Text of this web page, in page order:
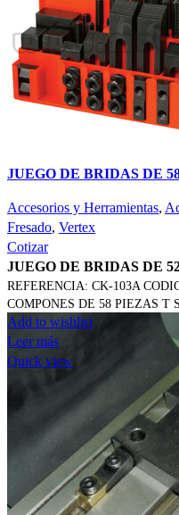
JUEGO DE BRIDAS DE
Accesorios y Herramientas,
Fresado, Vertex
Cotizar
JUEGO DE BRIDAS DE
REFERENCIA: CK-103A
COMPONES DE 58 PIEZAS T
Add to wishlist
Leer más
Quick view